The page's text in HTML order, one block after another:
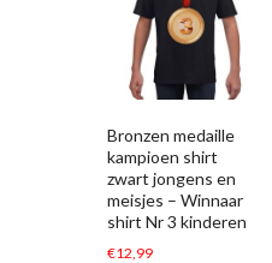
Bronzen medaille
kampioen shirt
zwart jongens en
meisjes – Winnaar
shirt Nr 3 kinderen
€12,99